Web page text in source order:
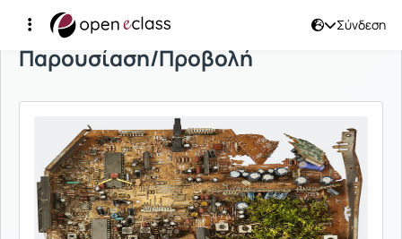
Σύνδεση
Παρουσίαση/Προβολή